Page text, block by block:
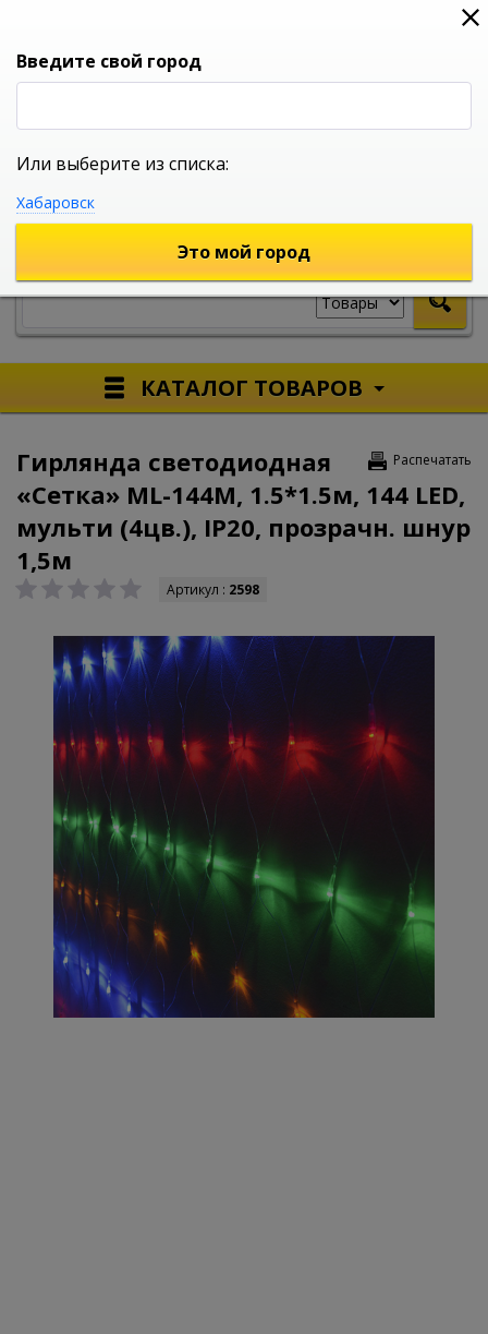
0
УНИВЕРСАЛЬНЫЙ ИНТЕРНЕТ МАГАЗИН
КАТАЛОГ ТОВАРОВ
Распечатать
Гирлянда светодиодная
«Cетка» ML-144M, 1.5*1.5м, 144 LED,
мульти (4цв.), IP20, прозрачн. шнур
1,5м
Артикул : 2598
Введите свой город
Или выберите из списка:
Хабаровск
Это мой город